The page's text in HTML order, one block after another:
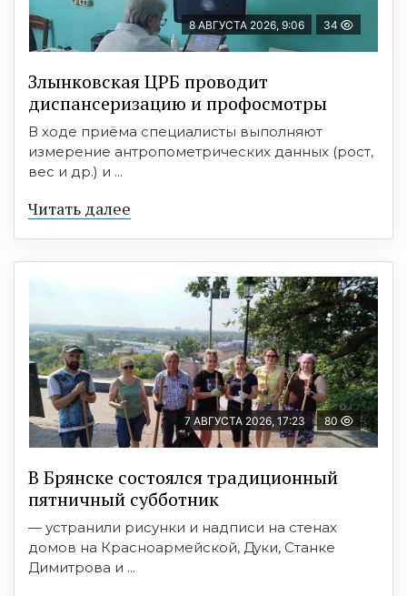
8 АВГУСТА 2026, 9:06 34
Злынковская ЦРБ проводит
диспансеризацию и профосмотры
В ходе приёма специалисты выполняют
измерение антропометрических данных (рост,
вес и др.) и ...
Читать далее
7 АВГУСТА 2026, 17:23 80
В Брянске состоялся традиционный
пятничный субботник
— устранили рисунки и надписи на стенах
домов на Красноармейской, Дуки, Станке
Димитрова и ...